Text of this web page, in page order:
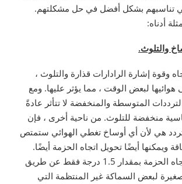
تناسبهم بشكل أفضل في حل مشكلتهم.
أدناه:
والتلوث.
وقوة إشارة الرادارات قذارة والتلوث ،
لبعض الوقت ، مما يؤثر عليها. ومع
المتوسطة والمنخفضة لا تتأثر عادةً
منخفضة للتلوث. من ناحية أخرى ، فإن
هي لأن أي أوساخ تغطي الهوائي ستمتص
ويمكنها أيضًا تحويل اتجاه الحزمة أيضًا.
يمكن أن يتحول اتجاه الحزمة بمقدار 1.5 درجة فقط عن طريق
لبعض السماكة غير المنتظمة التي